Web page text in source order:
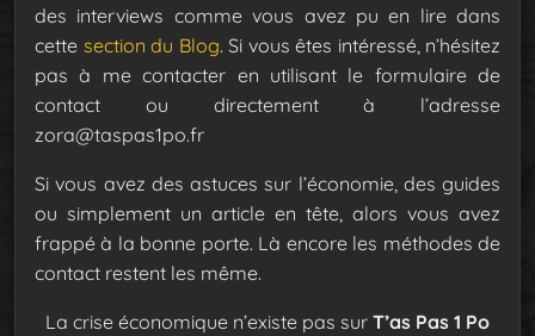
des interviews comme vous avez pu en lire dans
cette section du Blog. Si vous êtes intéressé, n’hésitez
pas à me contacter en utilisant le formulaire de
contact ou directement à l’adresse
zora@taspas1po.fr
Si vous avez des astuces sur l’économie, des guides
ou simplement un article en tête, alors vous avez
frappé à la bonne porte. Là encore les méthodes de
contact restent les même.
La crise économique n’existe pas sur T’as Pas 1 Po